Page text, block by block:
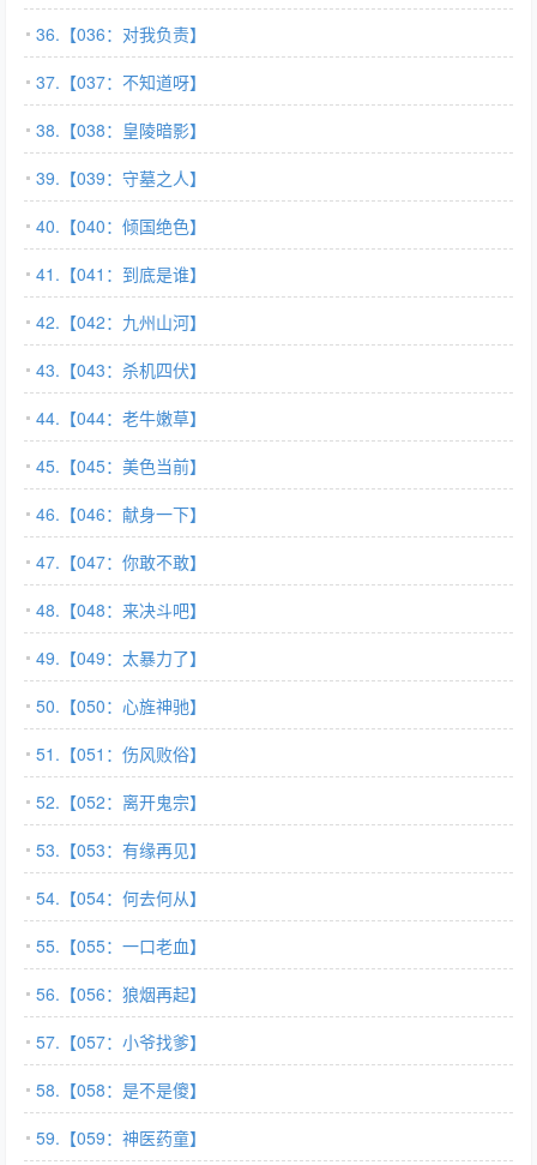
36.【036：对我负责】
37.【037：不知道呀】
38.【038：皇陵暗影】
39.【039：守墓之人】
40.【040：倾国绝色】
41.【041：到底是谁】
42.【042：九州山河】
43.【043：杀机四伏】
44.【044：老牛嫩草】
45.【045：美色当前】
46.【046：献身一下】
47.【047：你敢不敢】
48.【048：来决斗吧】
49.【049：太暴力了】
50.【050：心旌神驰】
51.【051：伤风败俗】
52.【052：离开鬼宗】
53.【053：有缘再见】
54.【054：何去何从】
55.【055：一口老血】
56.【056：狼烟再起】
57.【057：小爷找爹】
58.【058：是不是傻】
59.【059：神医药童】